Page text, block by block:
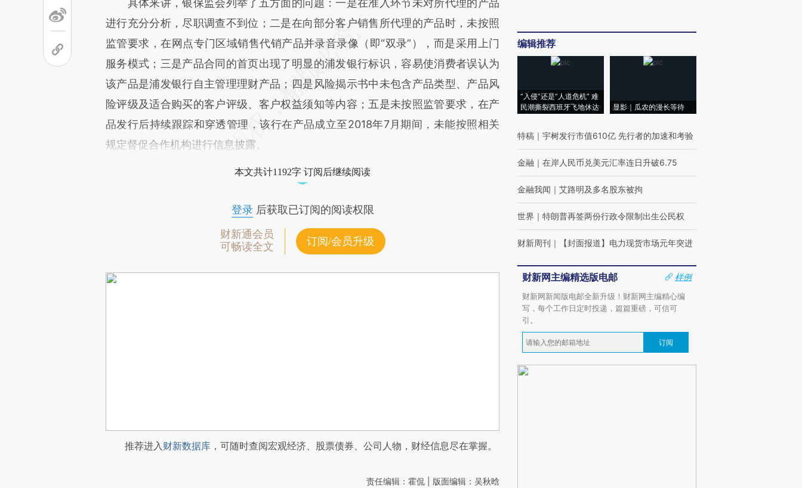
具体来讲，银保监会列举了五方面的问题：一是在准入环节未对所代理的产品
进行充分分析，尽职调查不到位；二是在向部分客户销售所代理的产品时，未按照
监管要求，在网点专门区域销售代销产品并录音录像（即“双录”），而是采用上门
服务模式；三是产品合同的首页出现了明显的浦发银行标识，容易使消费者误认为
该产品是浦发银行自主管理理财产品；四是风险揭示书中未包含产品类型、产品风
险评级及适合购买的客户评级、客户权益须知等内容；五是未按照监管要求，在产
品发行后持续跟踪和穿透管理，该行在产品成立至2018年7月期间，未能按照相关
规定督促合作机构进行信息披露。
本文共计1192字 订阅后继续阅读
登录后获取已订阅的阅读权限
财新通会员
可畅读全文
订阅/会员升级
推荐进入财新数据库 ，可随时查阅宏观经济、股票债券、公司人物，财经信息尽在掌握。
责任编辑：霍侃 | 版面编辑：吴秋晗
编辑推荐
“入侵”还是“人道危机” 难
民潮撕裂西班牙飞地休达
显影｜瓜农的漫长等待
特稿 ｜ 宇树发行市值610亿 先行者的加速和考验
金融 ｜ 在岸人民币兑美元汇率连日升破6.75
金融我闻 ｜ 艾路明及多名股东被拘
世界 ｜ 特朗普再签两份行政令限制出生公民权
财新周刊 ｜ 【封面报道】电力现货市场元年突进
财新网主编精选版电邮
样例
财新网新闻版电邮全新升级！财新网主编精心编
写，每个工作日定时投递，篇篇重磅，可信可
引。
订阅